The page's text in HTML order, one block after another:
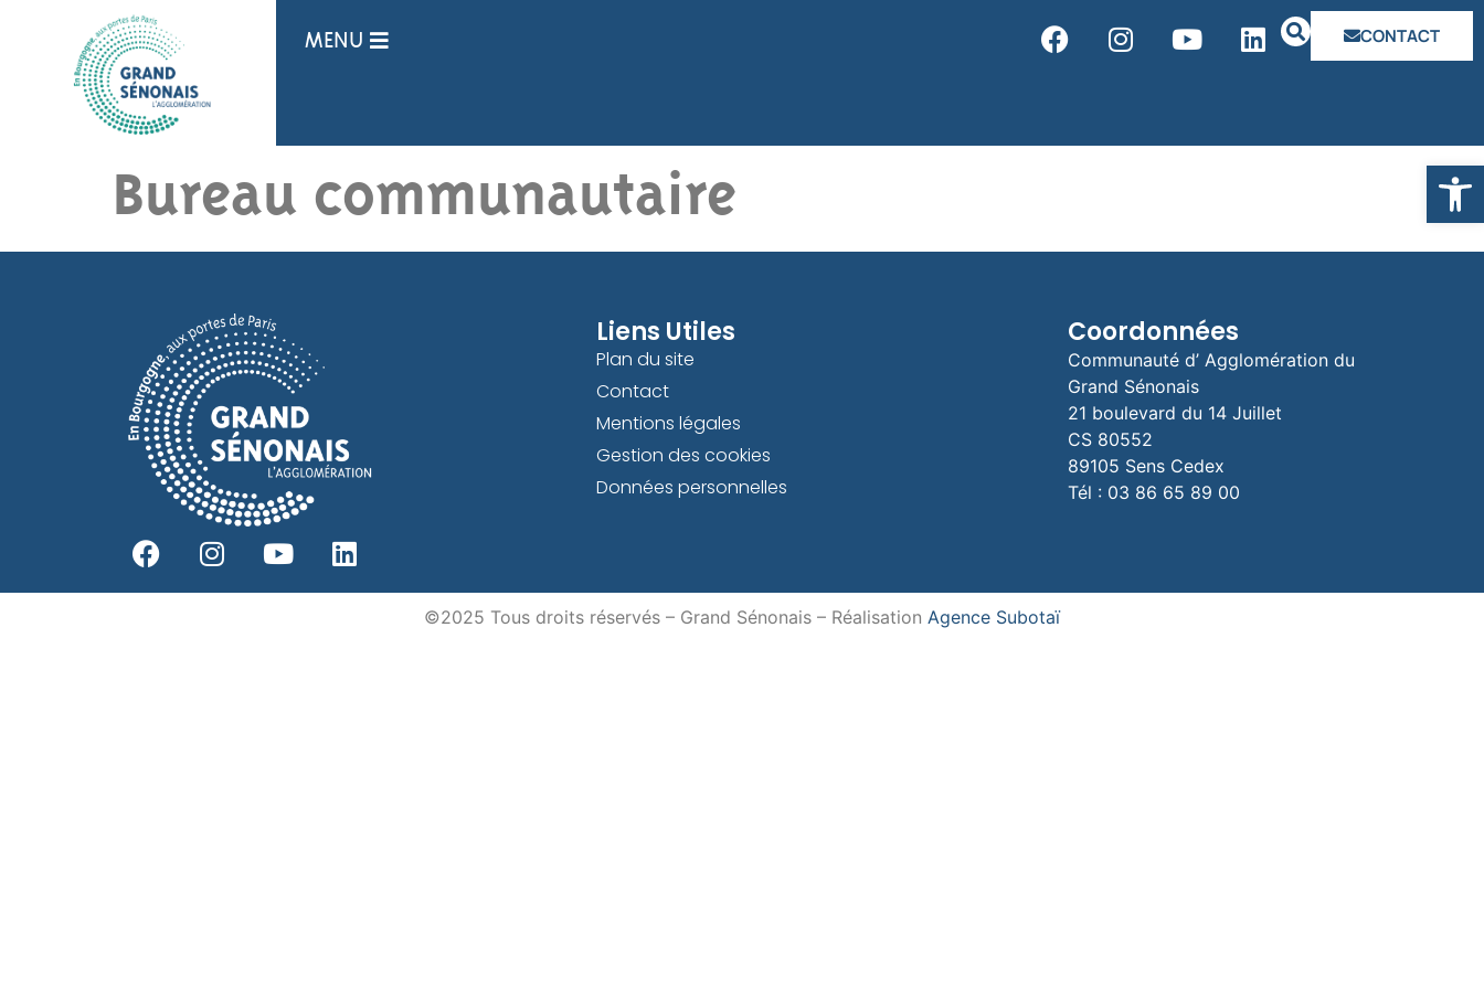
Panneau de gestion des cookies
Ouvrir
MENU CONTACT
Bureau communautaire
Liens Utiles
Plan du site
Contact
Mentions légales
Gestion des cookies
Données personnelles
Coordonnées
Communauté d’ Agglomération du
Grand Sénonais
21 boulevard du 14 Juillet
CS 80552
89105 Sens Cedex
Tél : 03 86 65 89 00
©2025 Tous droits réservés – Grand Sénonais – Réalisation Agence Subotaï